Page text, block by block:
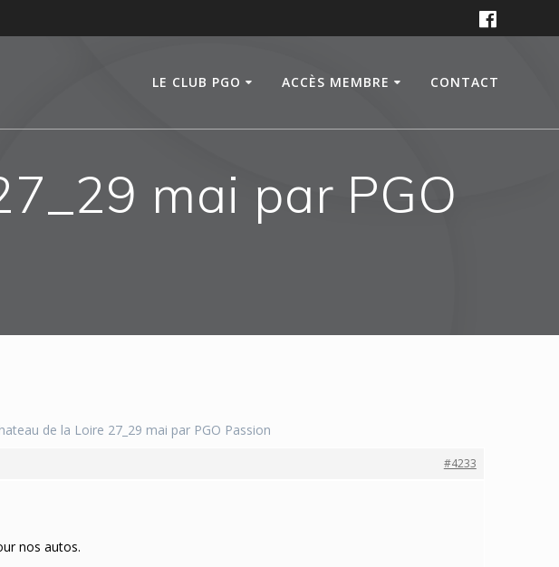
LE CLUB PGO ACCÈS MEMBRE CONTACT
mai par PGO
de la Loire 27_29 mai par PGO Passion
#4233
nos autos.